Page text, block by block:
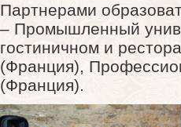
Партнерами
– Промышленный
гостиничном и
(Франция),
(Франция).